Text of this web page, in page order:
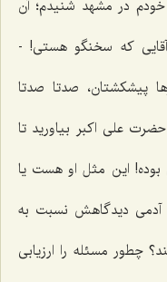
خودم در مشهد شنیدم؛ آن
که سخنگو هستی! -
پیشکشتان، صدتا صدتا
علی اکبر بیاورید تا
این مثل او هست یا
دیدگاهش نسبت به
چطور مسئله را ارزیابی